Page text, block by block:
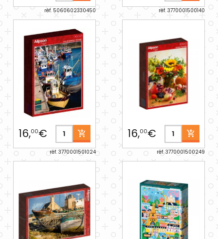
réf. 5060602330450 réf. 3770001500140
16,00€
réf. 3770001501024
16,00€
réf. 3770001500249